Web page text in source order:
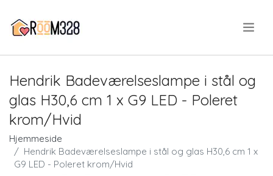
Hendrik Badeværelseslampe i stål og
glas H30,6 cm 1 x G9 LED - Poleret
krom/Hvid
Hjemmeside
Hendrik Badeværelseslampe i stål og glas H30,6 cm 1 x
G9 LED - Poleret krom/Hvid